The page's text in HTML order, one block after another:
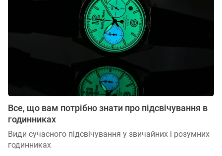
Все, що вам потрібно знати про підсвічування в
годинниках
Види сучасного підсвічування у звичайних і розумних
годинниках